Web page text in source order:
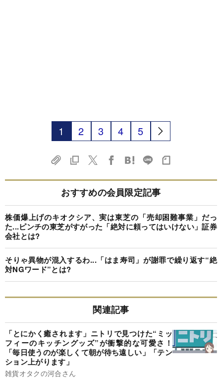
1 2 3 4 5
おすすめの会員限定記事
株価爆上げのキオクシア、実は東芝の「売却困難事業」だっ
た...ピンチの東芝がすがった「絶対に頼ってはいけない」証券
会社とは?
そりゃ異物が混入するわ...「はま寿司」が謝罪で繰り返す“絶
対NGワード”とは?
関連記事
「とにかく癒されます」ニトリで見つけた“ミッ
フィーのキッチングッズ”が衝撃的な可愛さ！
「毎日使うのが楽しくて朝が待ち遠しい」「テン
ション上がります」
雑貨オタクの河合さん